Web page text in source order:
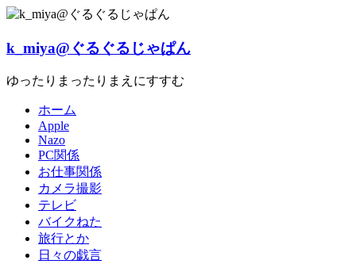
Skip
content
k_miya@ぐるぐるじゃぱん
ゆったりまったりまえにすすむ
ホーム
Apple
Nazo
PC関係
お仕事関係
カメラ撮影
テレビ
バイクねた
旅行とか
日々の戯言